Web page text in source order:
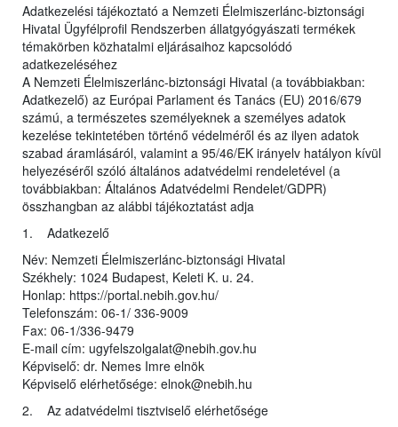
Adatkezelési tájékoztató a Nemzeti Élelmiszerlánc-biztonsági
Hivatal Ügyfélprofil Rendszerben állatgyógyászati termékek
témakörben közhatalmi eljárásaihoz kapcsolódó
adatkezeléséhez
A Nemzeti Élelmiszerlánc-biztonsági Hivatal (a továbbiakban:
Adatkezelő) az Európai Parlament és Tanács (EU) 2016/679
számú, a természetes személyeknek a személyes adatok
kezelése tekintetében történő védelméről és az ilyen adatok
szabad áramlásáról, valamint a 95/46/EK irányelv hatályon kívül
helyezéséről szóló általános adatvédelmi rendeletével (a
továbbiakban: Általános Adatvédelmi Rendelet/GDPR)
összhangban az alábbi tájékoztatást adja
1. Adatkezelő
Név: Nemzeti Élelmiszerlánc-biztonsági Hivatal
Székhely: 1024 Budapest, Keleti K. u. 24.
Honlap: https://portal.nebih.gov.hu/
Telefonszám: 06-1/ 336-9009
Fax: 06-1/336-9479
E-mail cím: ugyfelszolgalat@nebih.gov.hu
Képviselő: dr. Nemes Imre elnök
Képviselő elérhetősége: elnok@nebih.hu
2. Az adatvédelmi tisztviselő elérhetősége